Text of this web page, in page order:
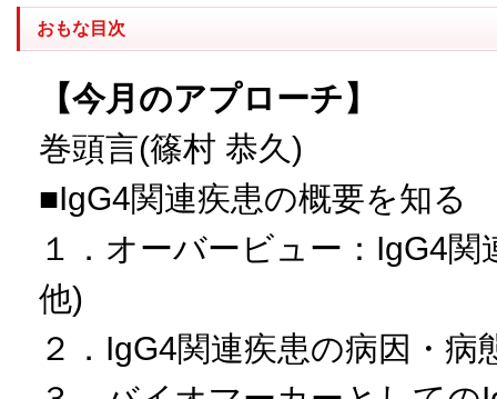
おもな目次
【今月のアプローチ】
巻頭言(篠村 恭久)
■IgG4関連疾患の概要を知る
１．オーバービュー：IgG4
他)
２．IgG4関連疾患の病因・病